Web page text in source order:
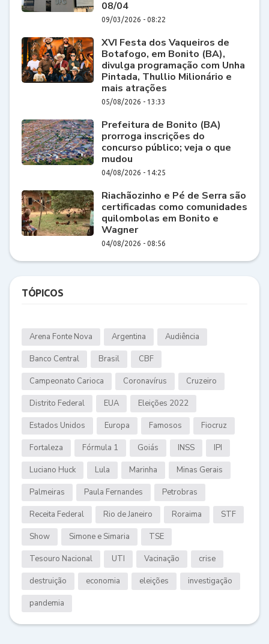
08/04
09/03/2026 - 08:22
XVI Festa dos Vaqueiros de
Botafogo, em Bonito (BA),
divulga programação com Unha
Pintada, Thullio Milionário e
mais atrações
05/08/2026 - 13:33
Prefeitura de Bonito (BA)
prorroga inscrições do
concurso público; veja o que
mudou
04/08/2026 - 14:25
Riachãozinho e Pé de Serra são
certificadas como comunidades
quilombolas em Bonito e
Wagner
04/08/2026 - 08:56
TÓPICOS
Arena Fonte Nova Argentina Audiência
Banco Central Brasil CBF
Campeonato Carioca Coronavírus Cruzeiro
Distrito Federal EUA Eleições 2022
Estados Unidos Europa Famosos Fiocruz
Fortaleza Fórmula 1 Goiás INSS IPI
Luciano Huck Lula Marinha Minas Gerais
Palmeiras Paula Fernandes Petrobras
Receita Federal Rio de Janeiro Roraima STF
Show Simone e Simaria TSE
Tesouro Nacional UTI Vacinação crise
destruição economia eleições investigação
pandemia